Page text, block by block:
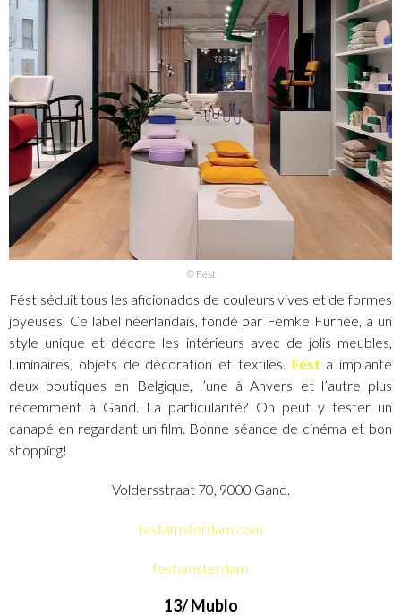
© Fést
Fést séduit tous les aficionados de couleurs vives et de formes
joyeuses. Ce label néerlandais, fondé par Femke Furnée, a un
style unique et décore les intérieurs avec de jolis meubles,
luminaires, objets de décoration et textiles. Fést a implanté
deux boutiques en Belgique, l’une à Anvers et l’autre plus
récemment à Gand. La particularité? On peut y tester un
canapé en regardant un film. Bonne séance de cinéma et bon
shopping!
Voldersstraat 70, 9000 Gand.
festamsterdam.com
festamsterdam
13/ Mublo